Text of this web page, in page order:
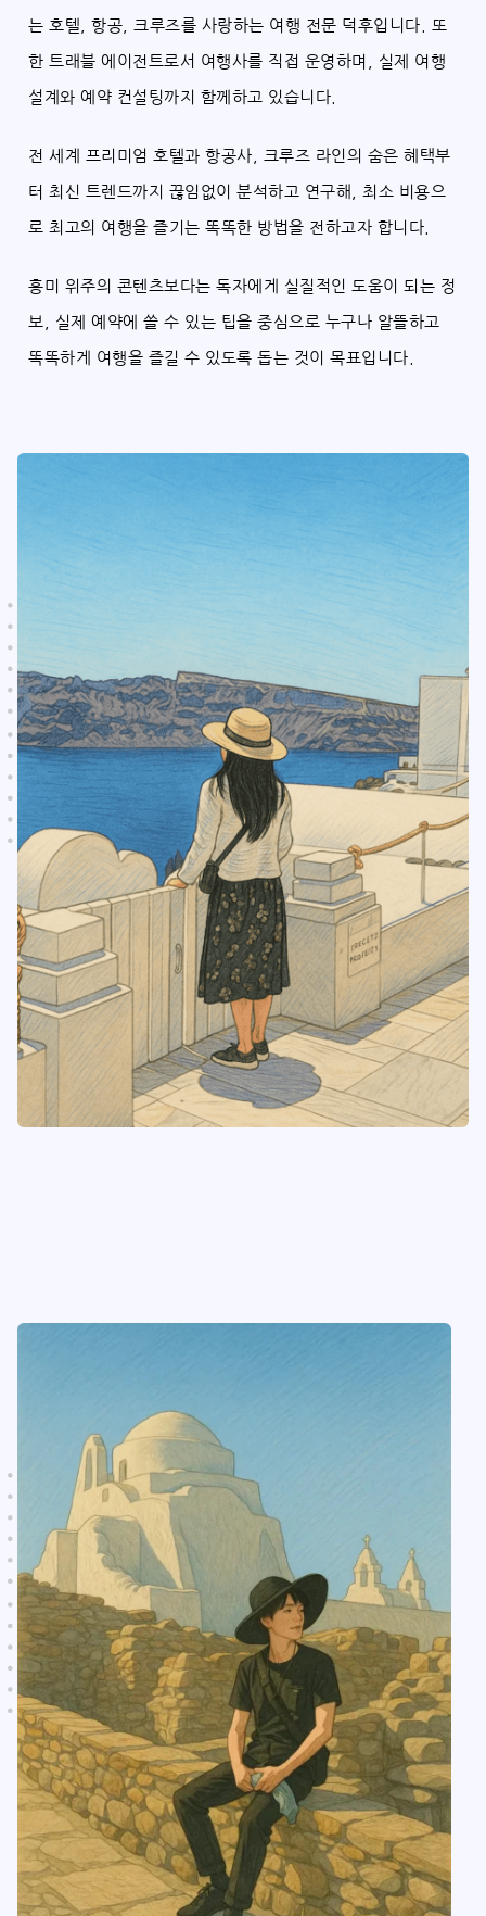
는 호텔, 항공, 크루즈를 사랑하는 여행 전문 덕후입니다. 또
한 트래블 에이전트로서 여행사를 직접 운영하며, 실제 여행
설계와 예약 컨설팅까지 함께하고 있습니다.
전 세계 프리미엄 호텔과 항공사, 크루즈 라인의 숨은 혜택부
터 최신 트렌드까지 끊임없이 분석하고 연구해, 최소 비용으
로 최고의 여행을 즐기는 똑똑한 방법을 전하고자 합니다.
흥미 위주의 콘텐츠보다는 독자에게 실질적인 도움이 되는 정
보, 실제 예약에 쓸 수 있는 팁을 중심으로 누구나 알뜰하고
똑똑하게 여행을 즐길 수 있도록 돕는 것이 목표입니다.